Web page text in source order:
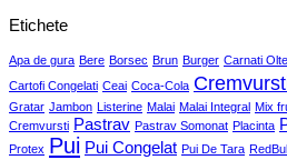
Etichete
Apa de gura Bere Borsec Brun Burger Carnati
Cartofi Congelati Ceai Coca-Cola
Gratar Jambon Listerine Malai Malai Integral Mix
Cremvursti Pastrav Pastrav Somonat Placinta
Protex Pui Pui Congelat Pui De Tara